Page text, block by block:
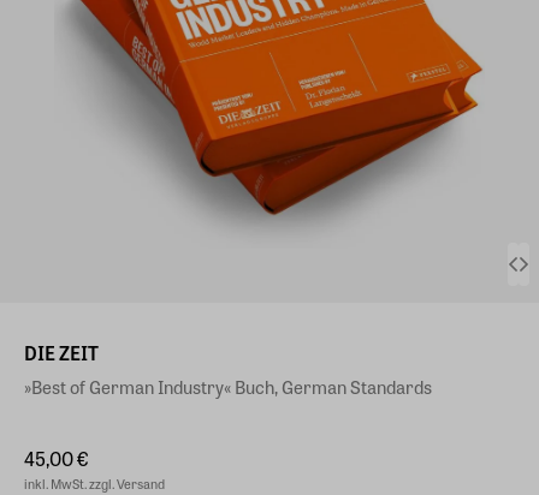
DIE ZEIT
»Best of German Industry« Buch, German Standards
45,00 €
inkl. MwSt. zzgl. Versand